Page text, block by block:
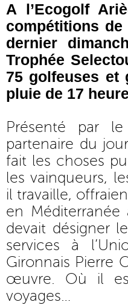
A l’Ecogolf
compétitions
dernier
Trophée
75 golfeuses et
pluie de 17
Présenté par
partenaire du
fait les choses
les vainqueurs,
il travaille,
en
devait désigner
services à
Gironnais Pierre
œuvre. Où il
voyages…